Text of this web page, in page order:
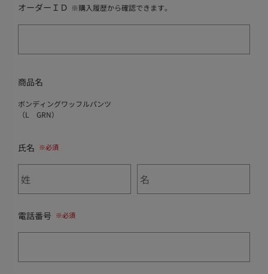
オーダーＩＤ ※購入履歴から確認できます。
商品名
ボンディングワッフルパンツ
（L GRN）
氏名
電話番号